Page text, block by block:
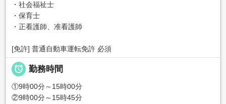
・社会福祉士
・保育士
・正看護師、准看護師
[免許] 普通自動車運転免許 必須
 勤務時間
①9時00分～15時00分
②9時00分～15時45分